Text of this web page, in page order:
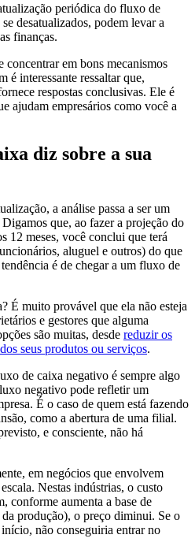
periódica do fluxo de
desatualizados, podem levar a
finanças.
concentrar em bons mecanismos
é interessante ressaltar que,
respostas conclusivas. Ele é
ajudam empresários como você a
diz sobre a sua
a análise passa a ser um
que, ao fazer a projeção do
12 meses, você conclui que terá
aluguel e outros) do que
é de chegar a um fluxo de
É muito provável que ela não esteja
e gestores que alguma
são muitas, desde reduzir os
seus produtos ou serviços.
de caixa negativo é sempre algo
negativo pode refletir um
É o caso de quem está fazendo
como a abertura de uma filial.
e consciente, não há
em negócios que envolvem
Nestas indústrias, o custo
conforme aumenta a base de
produção), o preço diminui. Se o
não conseguiria entrar no